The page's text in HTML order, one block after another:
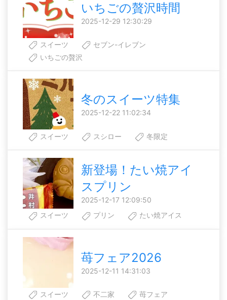
いちごの贅沢時間
2025-12-29 12:30:29
スイーツ
セブン-イレブン
いちごの贅沢
冬のスイーツ特集
2025-12-22 11:02:34
スイーツ スシロー 冬限定
新登場！たい焼アイ
スプリン
2025-12-17 12:09:50
スイーツ
プリン たい焼アイス
苺フェア2026
2025-12-11 14:31:03
スイーツ 不二家 苺フェア